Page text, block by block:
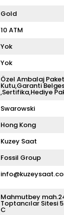
Gold
10 ATM
Yok
Yok
Özel Ambalaj
Kutu,Garanti
,Sertifika,Hediye
Swarowski
Hong Kong
Kuzey Saat
Fossil Group
Mahmutbey
Toptancılar Sitesi
C